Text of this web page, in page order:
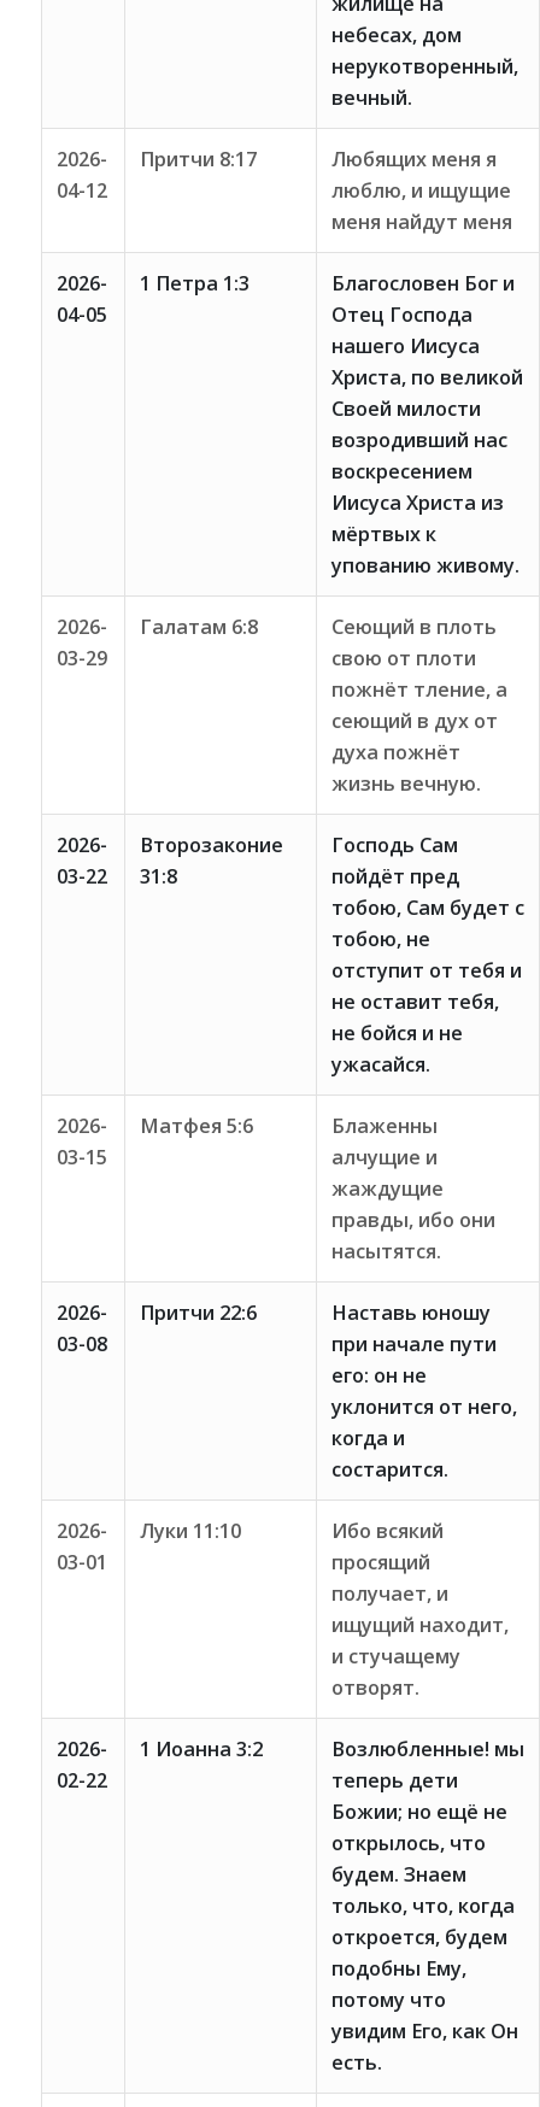
небесах, дом
нерукотворенный,
вечный.
2026-
04-12
Притчи 8:17
Любящих меня я
люблю, и ищущие
меня найдут меня
2026-
04-05
1 Петра 1:3
Благословен Бог и
Отец Господа
нашего Иисуса
Христа, по великой
Своей милости
возродивший нас
воскресением
Иисуса Христа из
мёртвых к
упованию живому.
2026-
03-29
Галатам 6:8
Сеющий в плоть
свою от плоти
пожнёт тление, а
сеющий в дух от
духа пожнёт
жизнь вечную.
2026-
03-22
Второзаконие
31:8
Господь Сам
пойдёт пред
тобою, Сам будет с
тобою, не
отступит от тебя и
не оставит тебя,
не бойся и не
ужасайся.
2026-
03-15
Матфея 5:6
Блаженны
алчущие и
жаждущие
правды, ибо они
насытятся.
2026-
03-08
Притчи 22:6
Наставь юношу
при начале пути
его: он не
уклонится от него,
когда и
состарится.
2026-
03-01
Луки 11:10
Ибо всякий
просящий
получает, и
ищущий находит,
и стучащему
отворят.
2026-
02-22
1 Иоанна 3:2
Возлюбленные! мы
теперь дети
Божии; но ещё не
открылось, что
будем. Знаем
только, что, когда
откроется, будем
подобны Ему,
потому что
увидим Его, как Он
есть.